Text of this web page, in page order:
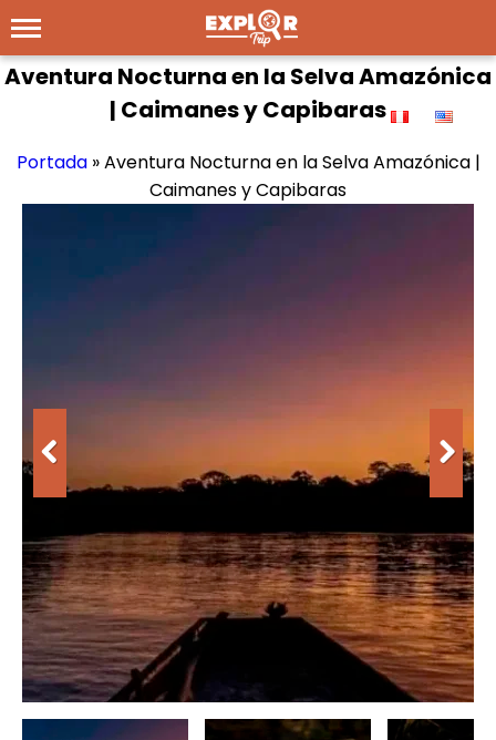
Aventura Nocturna en la Selva Amazónica
| Caimanes y Capibaras
Portada»Aventura Nocturna en la Selva Amazónica |
Caimanes y Capibaras